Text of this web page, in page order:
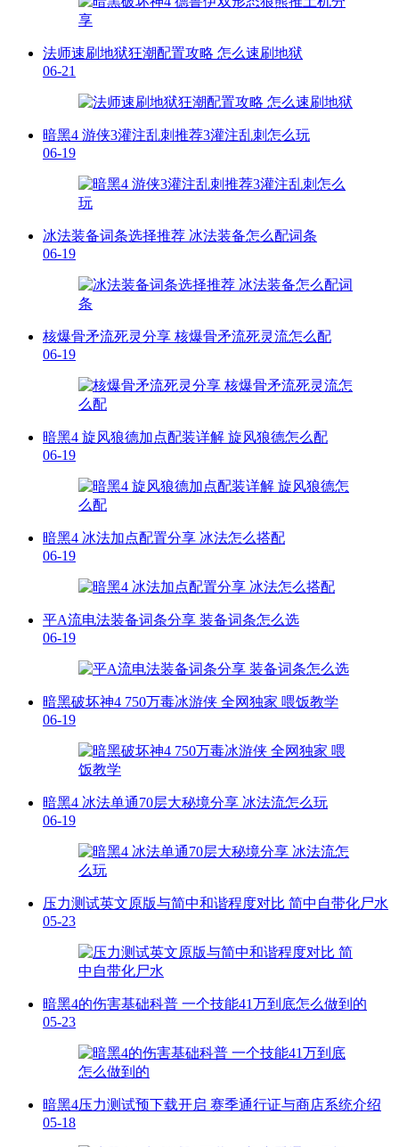
法师速刷地狱狂潮配置攻略 怎么速刷地狱
06-21
暗黑4 游侠3灌注乱刺推荐3灌注乱刺怎么玩
06-19
冰法装备词条选择推荐 冰法装备怎么配词条
06-19
核爆骨矛流死灵分享 核爆骨矛流死灵流怎么配
06-19
暗黑4 旋风狼德加点配装详解 旋风狼德怎么配
06-19
暗黑4 冰法加点配置分享 冰法怎么搭配
06-19
平A流电法装备词条分享 装备词条怎么选
06-19
暗黑破坏神4 750万毒冰游侠 全网独家 喂饭教学
06-19
暗黑4 冰法单通70层大秘境分享 冰法流怎么玩
06-19
压力测试英文原版与简中和谐程度对比 简中自带化尸水
05-23
暗黑4的伤害基础科普 一个技能41万到底怎么做到的
05-23
暗黑4压力测试预下载开启 赛季通行证与商店系统介绍
05-18